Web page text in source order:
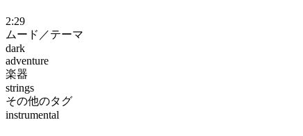
2:29
ムード／テーマ
dark
adventure
楽器
strings
その他のタグ
instrumental